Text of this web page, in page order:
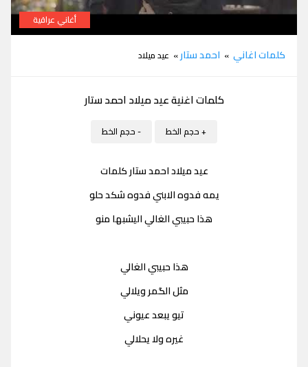
أغاني عراقية
كلمات اغاني » احمد ستار» عيد ميلاد
كلمات اغنية عيد ميلاد احمد ستار
+ حجم الخط - حجم الخط
عيد ميلاد احمد ستار كلمات
يمه فدوه الابني فدوه شكد حلو
هذا حبيبي الغالي اليشبها منو
هذا حبيبي الغالي
مثل الگمر ويلالي
تيو يبعد عيوني
غيره ولا يحلالي